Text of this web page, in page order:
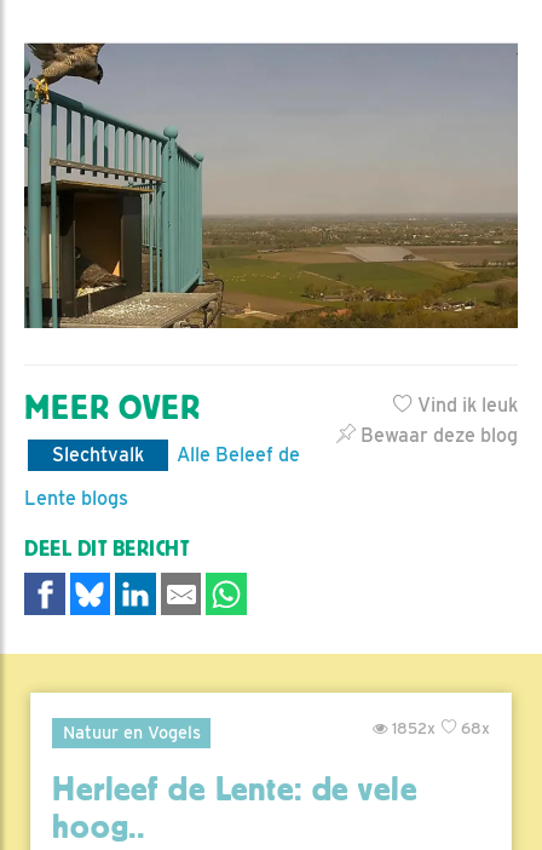
Vind ik leuk
Bewaar deze blog
MEER OVER
Slechtvalk
Alle Beleef de
Lente blogs
DEEL DIT BERICHT
Natuur en Vogels 68x
1852x
Herleef de Lente: de vele
hoog..